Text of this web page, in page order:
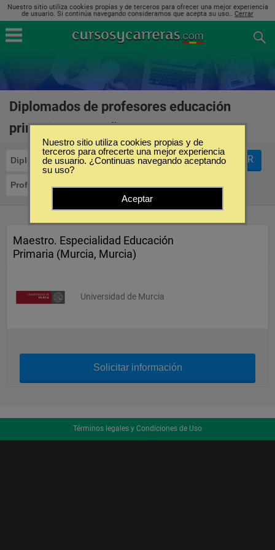
Nuestro sitio utiliza cookies propias y de terceros para ofrecer una mejor experiencia
de usuario. Si continúa navegando consideramos que acepta su uso.. Cerrar
Diplomados de profesores educación
primaria en España
Diplomados
Profesores Educación Primaria
FILTRAR
Maestro. Especialidad Educación
Primaria (Murcia, Murcia)
Universidad de Murcia
Solicitar información
Términos legales y Condiciones de Uso
Nuestro sitio utiliza cookies propias y de
terceros para ofrecerte una mejor experiencia
de usuario. ¿Continuas navegando aceptando
su uso?
Aceptar